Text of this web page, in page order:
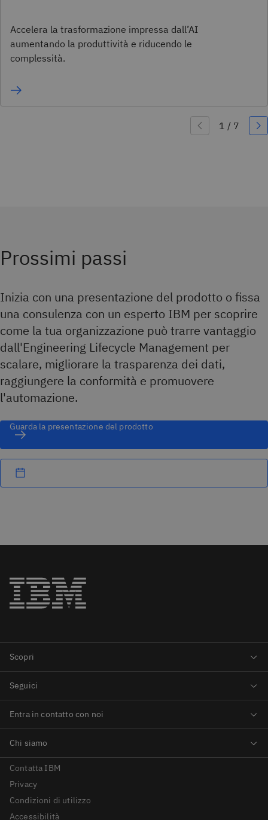
Accelera la trasformazione impressa dall’AI
aumentando la produttività e riducendo le
complessità.
Prossimi passi
Inizia con una presentazione del prodotto o fissa
una consulenza con un esperto IBM per scoprire
come la tua organizzazione può trarre vantaggio
dall'Engineering Lifecycle Management per
scalare, migliorare la trasparenza dei dati,
raggiungere la conformità e promuovere
l'automazione.
Guarda la presentazione del prodotto
Contatta IBM
Privacy
Condizioni di utilizzo
Accessibilità